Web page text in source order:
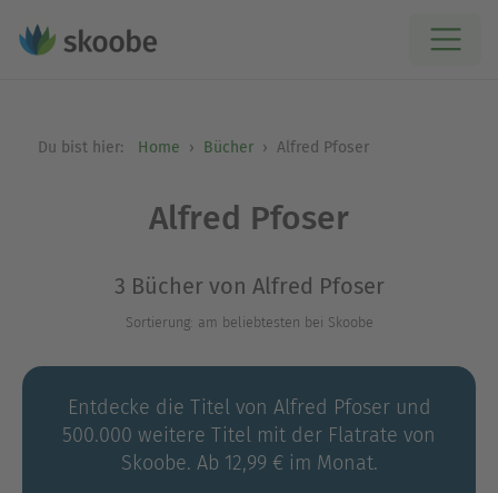
Du bist hier: Home Bücher Alfred Pfoser
Alfred Pfoser
3 Bücher von Alfred Pfoser
Sortierung: am beliebtesten bei Skoobe
Entdecke die Titel von Alfred Pfoser und
500.000 weitere Titel mit der Flatrate von
Skoobe. Ab 12,99 € im Monat.